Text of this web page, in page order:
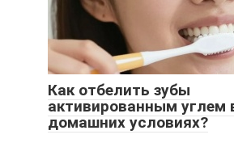
Как отбелить зубы
активированным углем
домашних условиях?